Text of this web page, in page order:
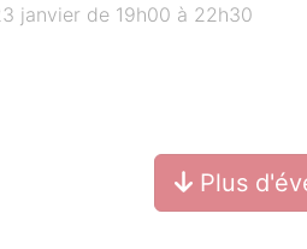
janvier de 19h00 à 22h30
Plus